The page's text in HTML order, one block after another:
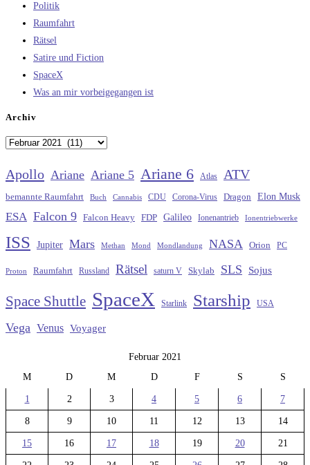
Politik
Raumfahrt
Rätsel
Satire und Fiction
SpaceX
Was an mir vorbeigegangen ist
Archiv
Archiv
Apollo Ariane Ariane 5 Ariane 6 Atlas ATV
bemannte Raumfahrt Buch Cannabis CDU Corona-Virus Dragon Elon Musk
ESA Falcon 9 Falcon Heavy FDP Galileo Ionenantrieb Ionentriebwerke
ISS Jupiter Mars Methan Mond Mondlandung NASA Orion PC
Proton Raumfahrt Russland Rätsel saturn V Skylab SLS Sojus
Space Shuttle SpaceX Starlink Starship USA
Vega Venus Voyager
Februar 2021
M
D M D F S S
1 2 3 4 5 6 7
8 9 10 11 12 13 14
15 16 17 18 19 20 21